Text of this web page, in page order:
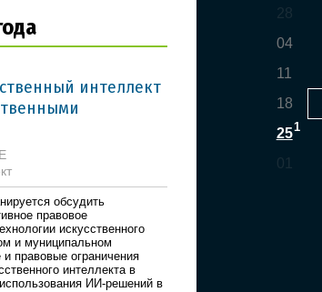
интеллект
обсудить
правовое
искусственного
и муниципальном
правовые ограничения
интеллекта в
ИИ-решений в
28
04
11
18
251
01